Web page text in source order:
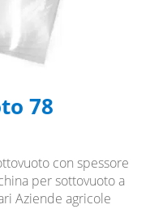
78
con spessore
per sottovuoto a
Aziende agricole